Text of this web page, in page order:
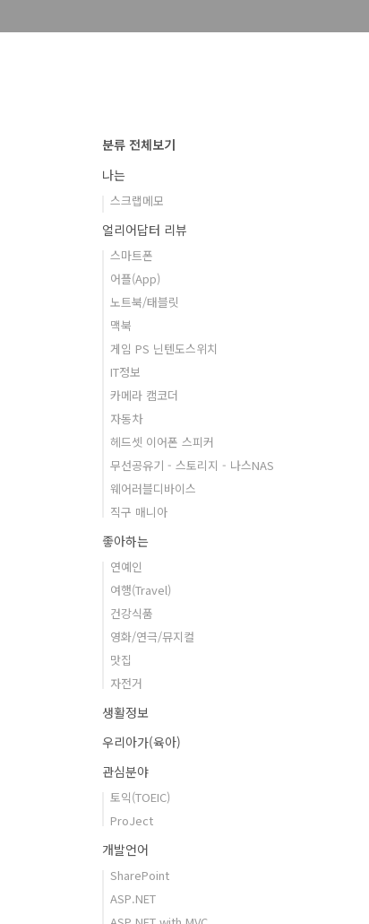
분류 전체보기
나는
스크랩메모
얼리어답터 리뷰
스마트폰
어플(App)
노트북/태블릿
맥북
게임 PS 닌텐도스위치
IT정보
카메라 캠코더
자동차
헤드셋 이어폰 스피커
무선공유기 - 스토리지 - 나스NAS
웨어러블디바이스
직구 매니아
좋아하는
연예인
여행(Travel)
건강식품
영화/연극/뮤지컬
맛집
자전거
생활정보
우리아가(육아)
관심분야
토익(TOEIC)
ProJect
개발언어
SharePoint
ASP.NET